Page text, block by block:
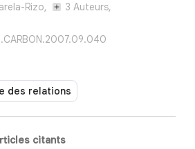
Rizo,
3 Auteurs,
des relations
citants